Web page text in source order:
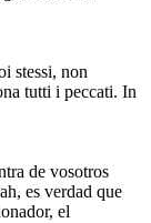
stessi, non
tutti i peccati. In
de vosotros
es verdad que
el